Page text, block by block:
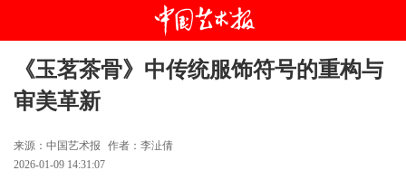
《玉茗茶骨》中传统服饰符号的重构与
审美革新
来源：中国艺术报
作者：李沚倩
2026-01-09 14:31:07